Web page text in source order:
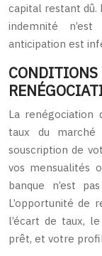
capital restant dû.
indemnité
anticipation est
CONDITIONS
La renégociation
taux du marché
souscription de
vos mensualités
banque n’est
L’opportunité de
l’écart de taux,
prêt, et votre